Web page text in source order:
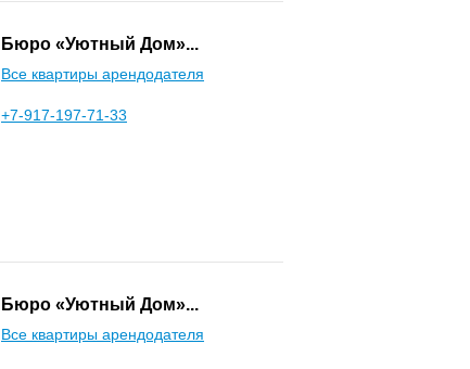
Бюро «Уютный Дом»...
Все квартиры арендодателя
+7-917-197-71-33
Бюро «Уютный Дом»...
Все квартиры арендодателя